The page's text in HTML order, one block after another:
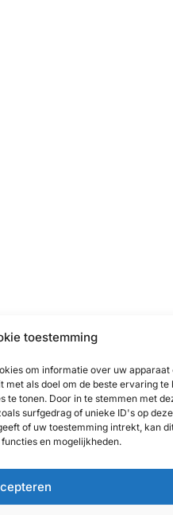
toestemming
om informatie over uw apparaat
met als doel om de beste ervaring te
te tonen. Door in te stemmen met
surfgedrag of unieke ID's op
of uw toestemming intrekt, kan
en mogelijkheden.